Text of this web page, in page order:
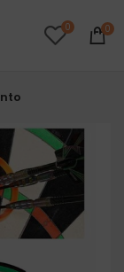
0 0